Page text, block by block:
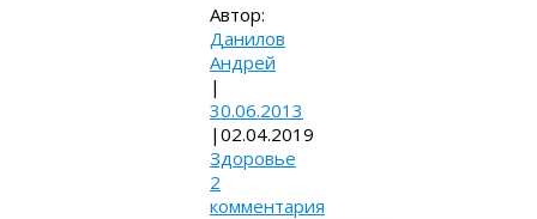
Автор:
Данилов
Андрей
|
30.06.2013
| 02.04.2019
Здоровье
2
комментария